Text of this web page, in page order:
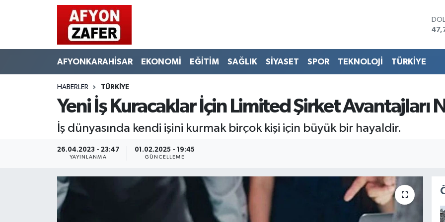
AFYONKARAHİSAR EKONOMİ EĞİTİM SAĞLIK SİYASET SPOR TEKNOLOJİ TÜRKİYE
HABERLER TÜRKİYE
Yeni İş Kuracaklar İçin Limited Şirket Avantajları
İş dünyasında kendi işini kurmak birçok kişi için büyük bir hayaldir.
26.04.2023 - 23:47
YAYINLANMA
01.02.2025 - 19:45
GÜNCELLEME